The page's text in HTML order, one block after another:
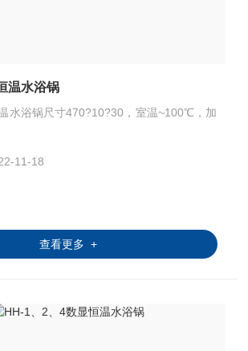
温水浴锅
水浴锅尺寸470?10?30，室温~100℃，加
11-18
查看更多 +